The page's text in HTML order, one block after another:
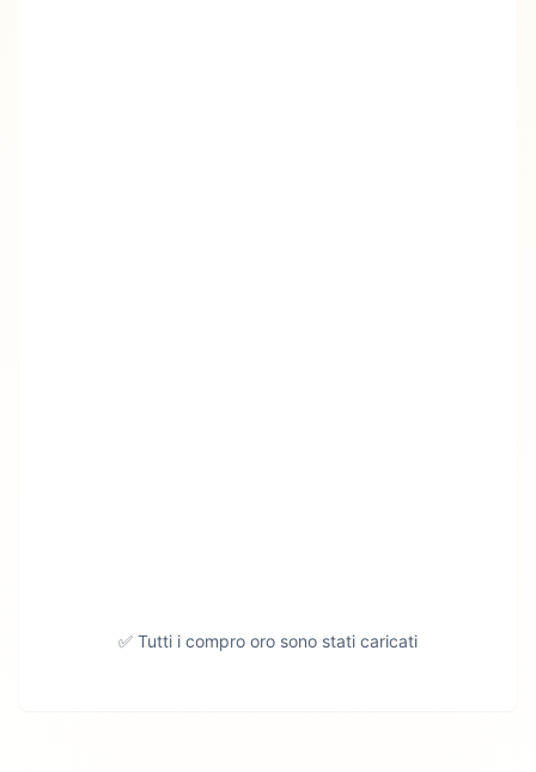
✅ Tutti i compro oro sono stati caricati